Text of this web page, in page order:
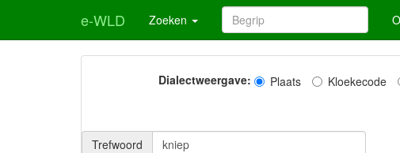
e-WLD Zoeken
Dialectweergave: Plaats Kloekecode
Trefwoord